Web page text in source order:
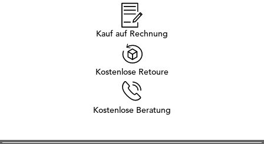
Kauf auf Rechnung
Kostenlose Retoure
Kostenlose Beratung